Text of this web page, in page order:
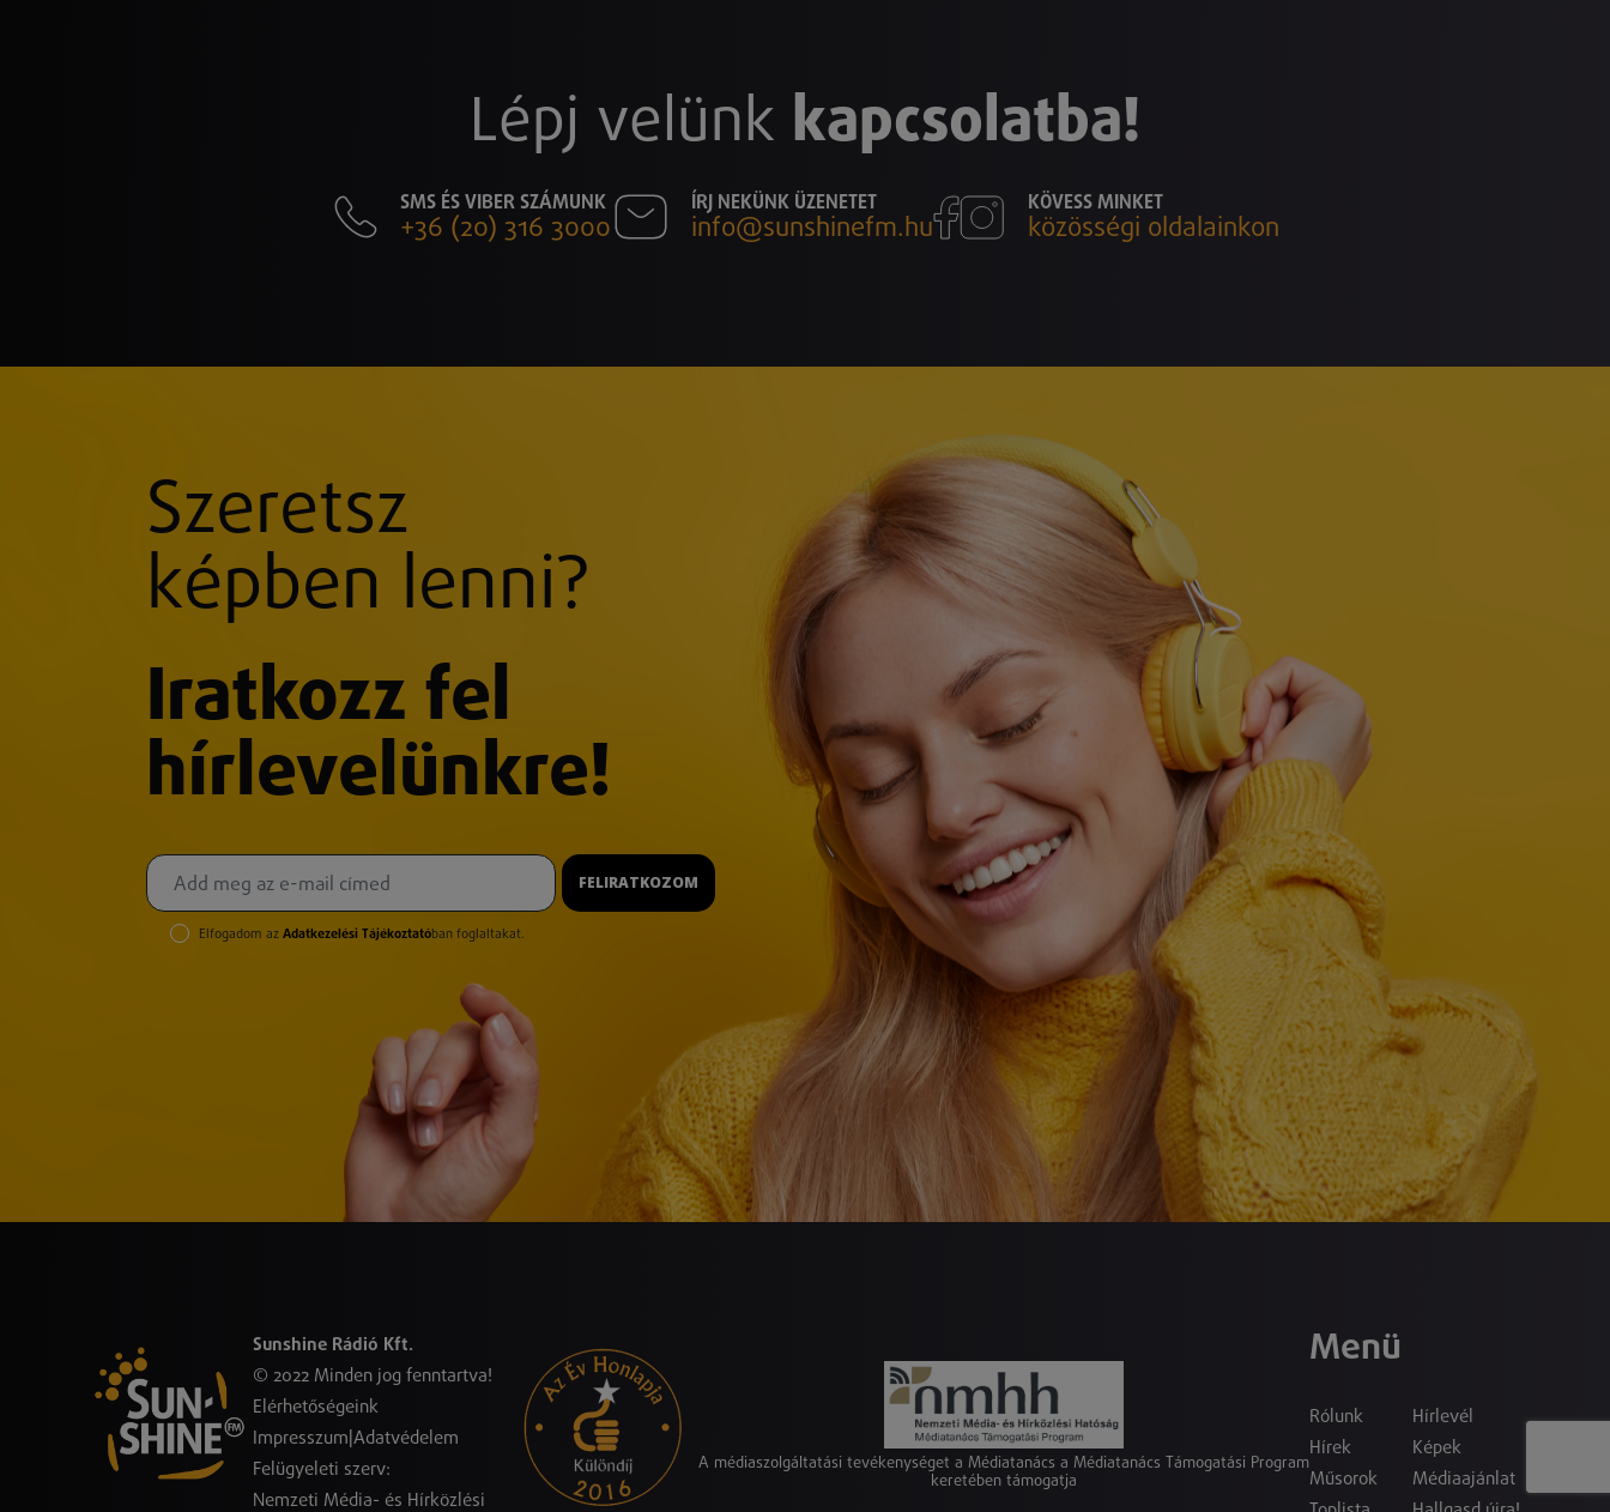
Lépj velünk kapcsolatba!
SMS ÉS VIBER SZÁMUNK
+36 (20) 316 3000
ÍRJ NEKÜNK ÜZENETET
info@sunshinefm.hu
KÖVESS MINKET
közösségi oldalainkon
Szeretsz
képben lenni?
Iratkozz fel
hírlevelünkre!
FELIRATKOZOM
Elfogadom az Adatkezelési Tájékoztatóban foglaltakat.
Sunshine Rádió Kft.
© 2022 Minden jog fenntartva!
Elérhetőségeink
Impresszum Adatvédelem
Felügyeleti szerv:
Nemzeti Média- és Hírközlési
A médiaszolgáltatási tevékenységet a Médiatanács a Médiatanács Támogatási Program
keretében támogatja
Menü
Rólunk
Hírek
Műsorok
Hírlevél
Képek
Médiaajánlat